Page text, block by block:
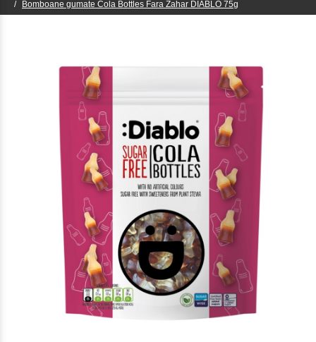
Bomboane gumate Cola Bottles Fara Zahar DIABLO 75g